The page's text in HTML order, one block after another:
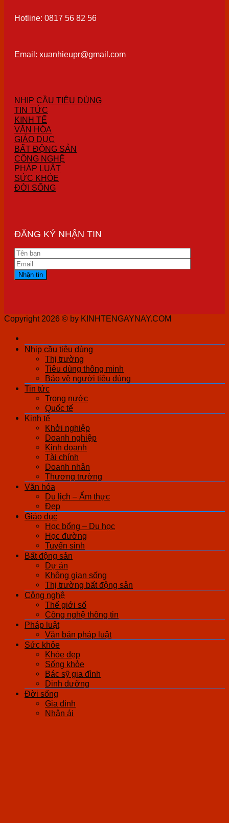
Hotline: 0817 56 82 56
Email: xuanhieupr@gmail.com
NHỊP CẦU TIÊU DÙNG
TIN TỨC
KINH TẾ
VĂN HÓA
GIÁO DỤC
BẤT ĐỘNG SẢN
CÔNG NGHỆ
PHÁP LUẬT
SỨC KHỎE
ĐỜI SỐNG
ĐĂNG KÝ NHẬN TIN
Copyright 2026 © by KINHTENGAYNAY.COM
Nhịp cầu tiêu dùng
Thị trường
Tiêu dùng thông minh
Bảo vệ người tiêu dùng
Tin tức
Trong nước
Quốc tế
Kinh tế
Khởi nghiệp
Doanh nghiệp
Kinh doanh
Tài chính
Doanh nhân
Thương trường
Văn hóa
Du lịch – Ẩm thực
Đẹp
Giáo dục
Học bổng – Du học
Học đường
Tuyển sinh
Bất động sản
Dự án
Không gian sống
Thị trường bất động sản
Công nghệ
Thế giới số
Công nghệ thông tin
Pháp luật
Văn bản pháp luật
Sức khỏe
Khỏe đẹp
Sống khỏe
Bác sỹ gia đình
Dinh dưỡng
Đời sống
Gia đình
Nhân ái